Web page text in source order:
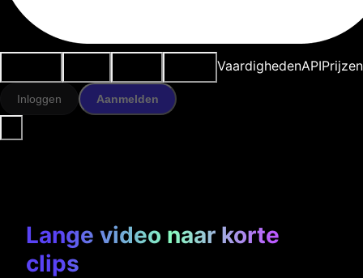
VaardighedenAPIPrijzen
Inloggen Aanmelden
Lange video naar korte
clips